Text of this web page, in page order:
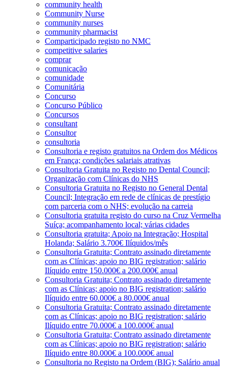
community health
Community Nurse
community nurses
community pharmacist
Comparticipado registo no NMC
competitive salaries
comprar
comunicação
comunidade
Comunitária
Concurso
Concurso Público
Concursos
consultant
Consultor
consultoria
Consultoria e registo gratuitos na Ordem dos Médicos
em França; condições salariais atrativas
Consultoria Gratuita no Registo no Dental Council;
Organização com Clínicas do NHS
Consultoria Gratuita no Registo no General Dental
Council; Integração em rede de clínicas de prestígio
com parceria com o NHS; evolução na carreia
Consultoria gratuita registo do curso na Cruz Vermelha
Suíça; acompanhamento local; várias cidades
Consultoria gratuita; Apoio na Integração; Hospital
Holanda; Salário 3.700€ Ilíquidos/mês
Consultoria Gratuita; Contrato assinado diretamente
com as Clínicas; apoio no BIG registration; salário
Ilíquido entre 150.000€ a 200.000€ anual
Consultoria Gratuita; Contrato assinado diretamente
com as Clínicas; apoio no BIG registration; salário
Ilíquido entre 60.000€ a 80.000€ anual
Consultoria Gratuita; Contrato assinado diretamente
com as Clínicas; apoio no BIG registration; salário
Ilíquido entre 70.000€ a 100.000€ anual
Consultoria Gratuita; Contrato assinado diretamente
com as Clínicas; apoio no BIG registration; salário
Ilíquido entre 80.000€ a 100.000€ anual
Consultoria no Registo na Ordem (BIG); Salário anual